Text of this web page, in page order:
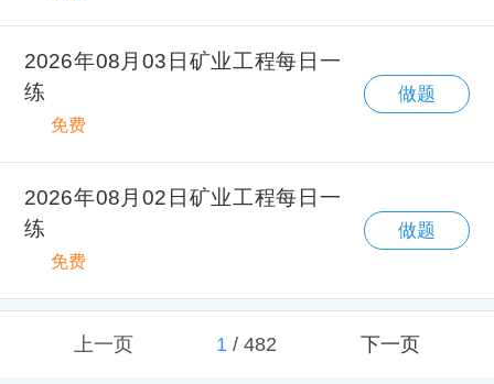
2026年08月03日矿业工程每日一
练
免费
做题
2026年08月02日矿业工程每日一
练
免费
做题
上一页 1/ 482 下一页